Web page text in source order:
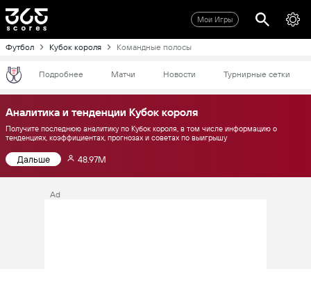
Мои Игры
Футбол Кубок короля Командные полосы
Подробнее Матчи Новости Турнирные сетки
Аналитика и тенденции Кубок короля
Получите последнюю аналитику по Кубок короля, в том числе информацию о
тенденциях, коэффициентах, прогнозах и советах по выигрышу
Дальше 48.97M
Ad